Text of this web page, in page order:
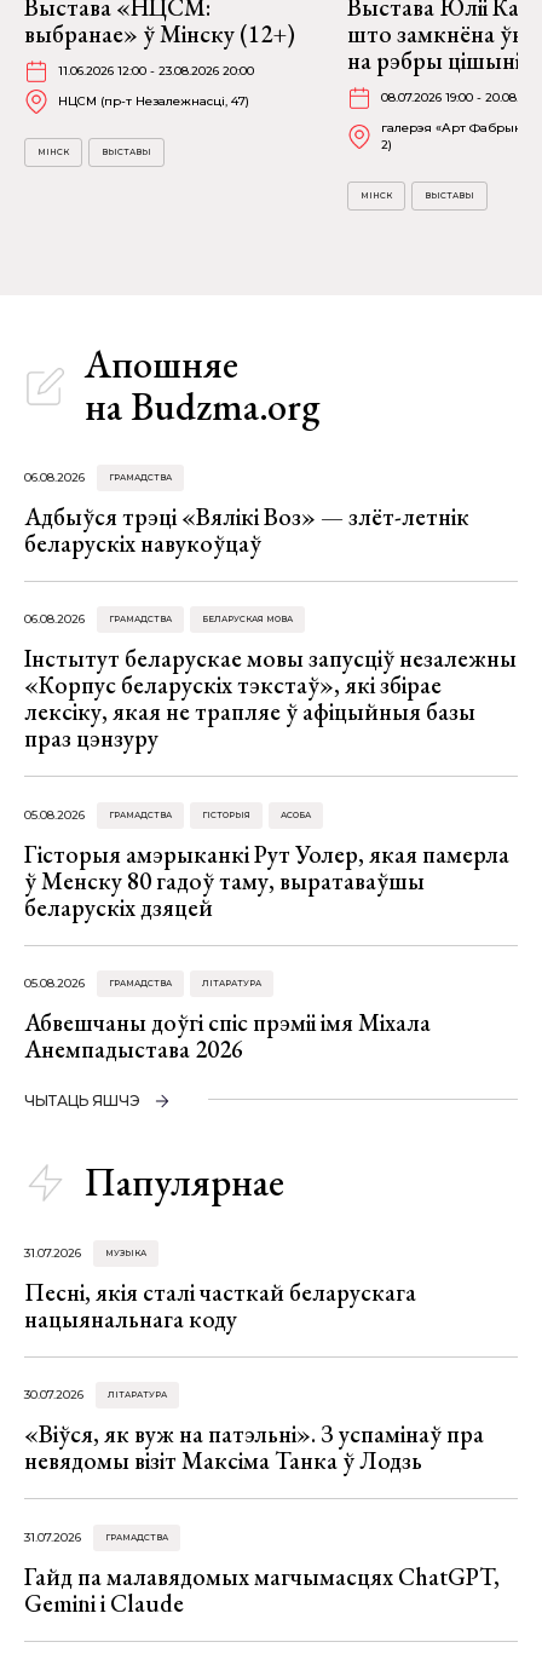
Выстава «НЦСМ:
выбранае» ў Мінску (12+)
11.06.2026 12:00 - 23.08.2026 20:00
НЦСМ (пр-т Незалежнасці, 47)
МІНСК ВЫСТАВЫ
Выстава Юліі
што замкнёна
на рэбры цішыні»
08.07.2026 19:00 -
галерэя «Арт Фабрыка»
2)
МІНСК ВЫСТАВЫ
Апошняе
на Budzma.org
06.08.2026 ГРАМАДСТВА
Адбыўся трэці «Вялікі Воз» — злёт-летнік
беларускіх навукоўцаў
06.08.2026 ГРАМАДСТВА БЕЛАРУСКАЯ МОВА
Інстытут беларускае мовы запусціў незалежны
«Корпус беларускіх тэкстаў», які збірае
лексіку, якая не трапляе ў афіцыйныя базы
праз цэнзуру
05.08.2026 ГРАМАДСТВА ГІСТОРЫЯ АСОБА
Гісторыя амэрыканкі Рут Уолер, якая памерла
ў Менску 80 гадоў таму, выратаваўшы
беларускіх дзяцей
05.08.2026 ГРАМАДСТВА ЛІТАРАТУРА
Абвешчаны доўгі спіс прэміі імя Міхала
Анемпадыстава 2026
ЧЫТАЦЬ ЯШЧЭ
Папулярнае
31.07.2026 МУЗЫКА
Песні, якія сталі часткай беларускага
нацыянальнага коду
30.07.2026 ЛІТАРАТУРА
«Віўся, як вуж на патэльні». З успамінаў пра
невядомы візіт Максіма Танка ў Лодзь
31.07.2026 ГРАМАДСТВА
Гайд па малавядомых магчымасцях ChatGPT,
Gemini і Claude